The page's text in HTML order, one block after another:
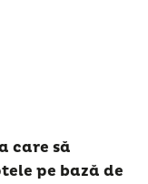
care să
pe bază de